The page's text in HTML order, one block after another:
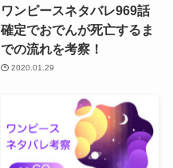
ワンピースネタバレ969話
確定でおでんが死亡するま
での流れを考察！
2020.01.29